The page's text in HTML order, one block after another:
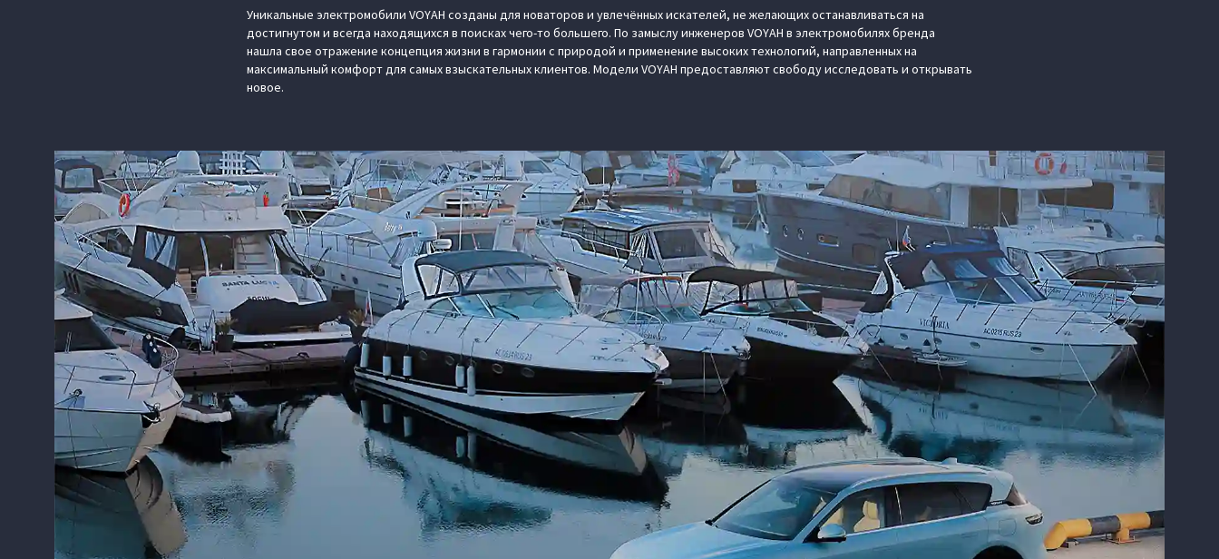
Уникальные электромобили VOYAH созданы для новаторов и увлечённых искателей, не желающих останавливаться на
достигнутом и всегда находящихся в поисках чего-то большего. По замыслу инженеров VOYAH в электромобилях бренда
нашла свое отражение концепция жизни в гармонии с природой и применение высоких технологий, направленных на
максимальный комфорт для самых взыскательных клиентов. Модели VOYAH предоставляют свободу исследовать и открывать
новое.